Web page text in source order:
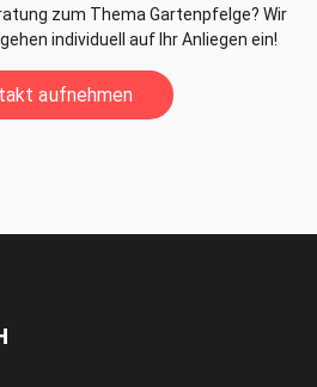
zum Thema Gartenpfelge? Wir
individuell auf Ihr Anliegen ein!
aufnehmen